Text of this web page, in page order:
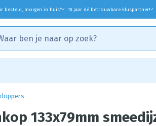
besteld, morgen in huis*✓ 10 jaar dé betrouwbare kluspartner! ✓
133x79mm